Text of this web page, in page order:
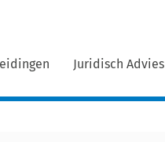
Juridisch Advies